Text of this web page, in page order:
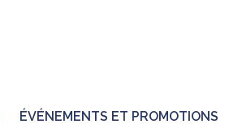
ÉVÉNEMENTS ET PROMOTIONS